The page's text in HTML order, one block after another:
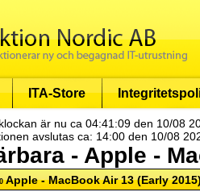
ITA-Store
är nu ca 04:41:09 den 10/08
avslutas ca: 14:00 den 10/08
- Apple -
Apple - MacBook Air 13 (Early